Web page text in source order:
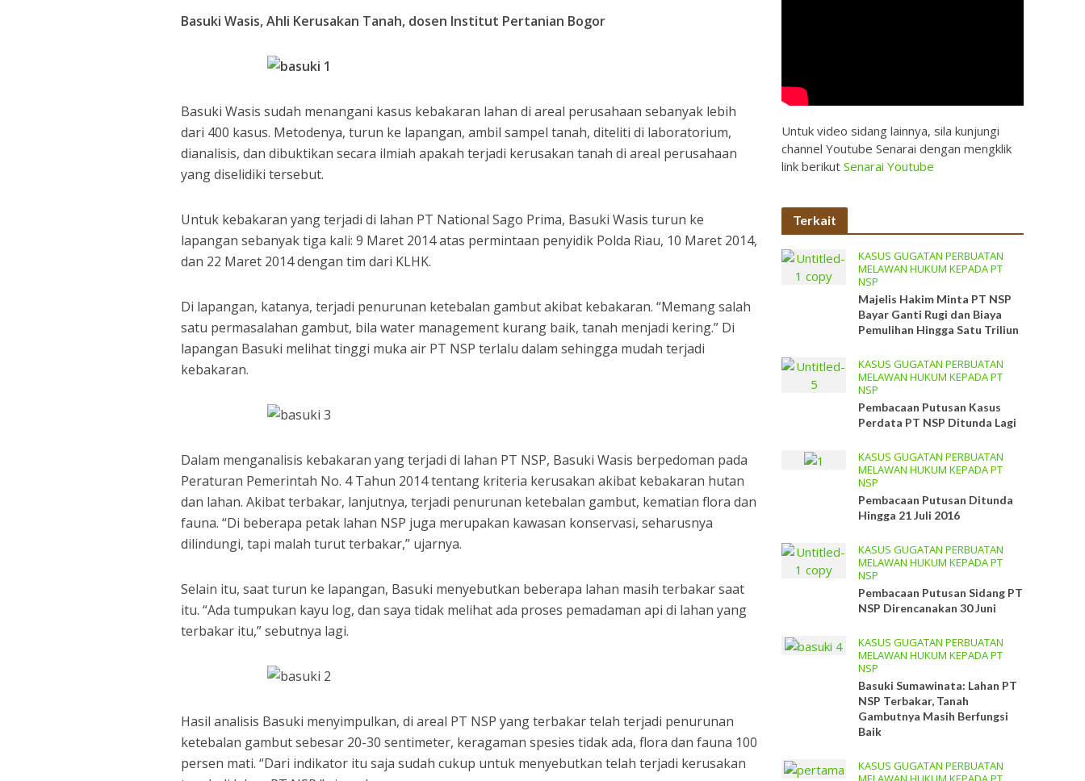
Basuki Wasis, Ahli Kerusakan Tanah, dosen Institut Pertanian Bogor
Basuki Wasis sudah menangani kasus kebakaran lahan di areal perusahaan sebanyak lebih
dari 400 kasus. Metodenya, turun ke lapangan, ambil sampel tanah, diteliti di laboratorium,
dianalisis, dan dibuktikan secara ilmiah apakah terjadi kerusakan tanah di areal perusahaan
yang diselidiki tersebut.
Untuk kebakaran yang terjadi di lahan PT National Sago Prima, Basuki Wasis turun ke
lapangan sebanyak tiga kali: 9 Maret 2014 atas permintaan penyidik Polda Riau, 10 Maret 2014,
dan 22 Maret 2014 dengan tim dari KLHK.
Di lapangan, katanya, terjadi penurunan ketebalan gambut akibat kebakaran. “Memang salah
satu permasalahan gambut, bila water management kurang baik, tanah menjadi kering.” Di
lapangan Basuki melihat tinggi muka air PT NSP terlalu dalam sehingga mudah terjadi
kebakaran.
Dalam menganalisis kebakaran yang terjadi di lahan PT NSP, Basuki Wasis berpedoman pada
Peraturan Pemerintah No. 4 Tahun 2014 tentang kriteria kerusakan akibat kebakaran hutan
dan lahan. Akibat terbakar, lanjutnya, terjadi penurunan ketebalan gambut, kematian flora dan
fauna. “Di beberapa petak lahan NSP juga merupakan kawasan konservasi, seharusnya
dilindungi, tapi malah turut terbakar,” ujarnya.
Selain itu, saat turun ke lapangan, Basuki menyebutkan beberapa lahan masih terbakar saat
itu. “Ada tumpukan kayu log, dan saya tidak melihat ada proses pemadaman api di lahan yang
terbakar itu,” sebutnya lagi.
Hasil analisis Basuki menyimpulkan, di areal PT NSP yang terbakar telah terjadi penurunan
ketebalan gambut sebesar 20-30 sentimeter, keragaman spesies tidak ada, flora dan fauna 100
persen mati. “Dari indikator itu saja sudah cukup untuk menyebutkan telah terjadi kerusakan
Untuk video sidang lainnya, sila kunjungi
channel Youtube Senarai dengan mengklik
link berikutSenarai Youtube
Terkait
KASUS GUGATAN PERBUATAN
MELAWAN HUKUM KEPADA PT
NSP
Majelis Hakim Minta PT NSP
Bayar Ganti Rugi dan Biaya
Pemulihan Hingga Satu Triliun
KASUS GUGATAN PERBUATAN
MELAWAN HUKUM KEPADA PT
NSP
Pembacaan Putusan Kasus
Perdata PT NSP Ditunda Lagi
KASUS GUGATAN PERBUATAN
MELAWAN HUKUM KEPADA PT
NSP
Pembacaan Putusan Ditunda
Hingga 21 Juli 2016
KASUS GUGATAN PERBUATAN
MELAWAN HUKUM KEPADA PT
NSP
Pembacaan Putusan Sidang PT
NSP Direncanakan 30 Juni
KASUS GUGATAN PERBUATAN
MELAWAN HUKUM KEPADA PT
NSP
Basuki Sumawinata: Lahan PT
NSP Terbakar, Tanah
Gambutnya Masih Berfungsi
Baik
KASUS GUGATAN PERBUATAN